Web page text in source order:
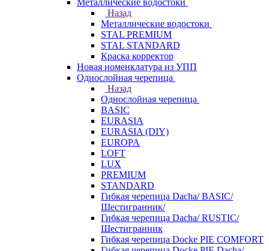
Металлические водостоки
Назад
Металлические водостоки
STAL PREMIUM
STAL STANDARD
Краска корректор
Новая номенклатура из УПП
Однослойная черепица
Назад
Однослойная черепица
BASIC
EURASIA
EURASIA (DIY)
EUROPA
LOFT
LUX
PREMIUM
STANDARD
Гибкая черепица Dacha/ BASIC/
Шестигранник/
Гибкая черепица Dacha/ RUSTIC/
Шестигранник
Гибкая черепица Docke PIE COMFORT